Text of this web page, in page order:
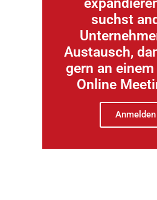
suchst
Austausch,
gern an
Online
Anmelden